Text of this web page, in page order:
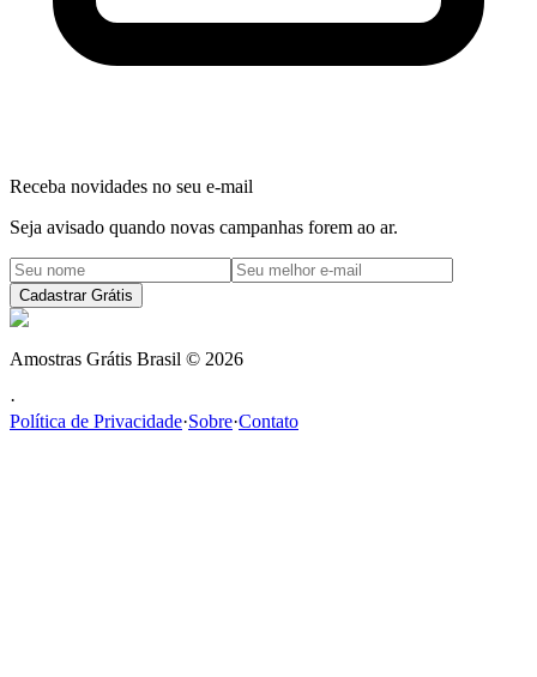
Receba novidades no seu e-mail
Seja avisado quando novas campanhas forem ao ar.
Cadastrar Grátis
Amostras Grátis Brasil © 2026
·
Política de Privacidade·Sobre·Contato